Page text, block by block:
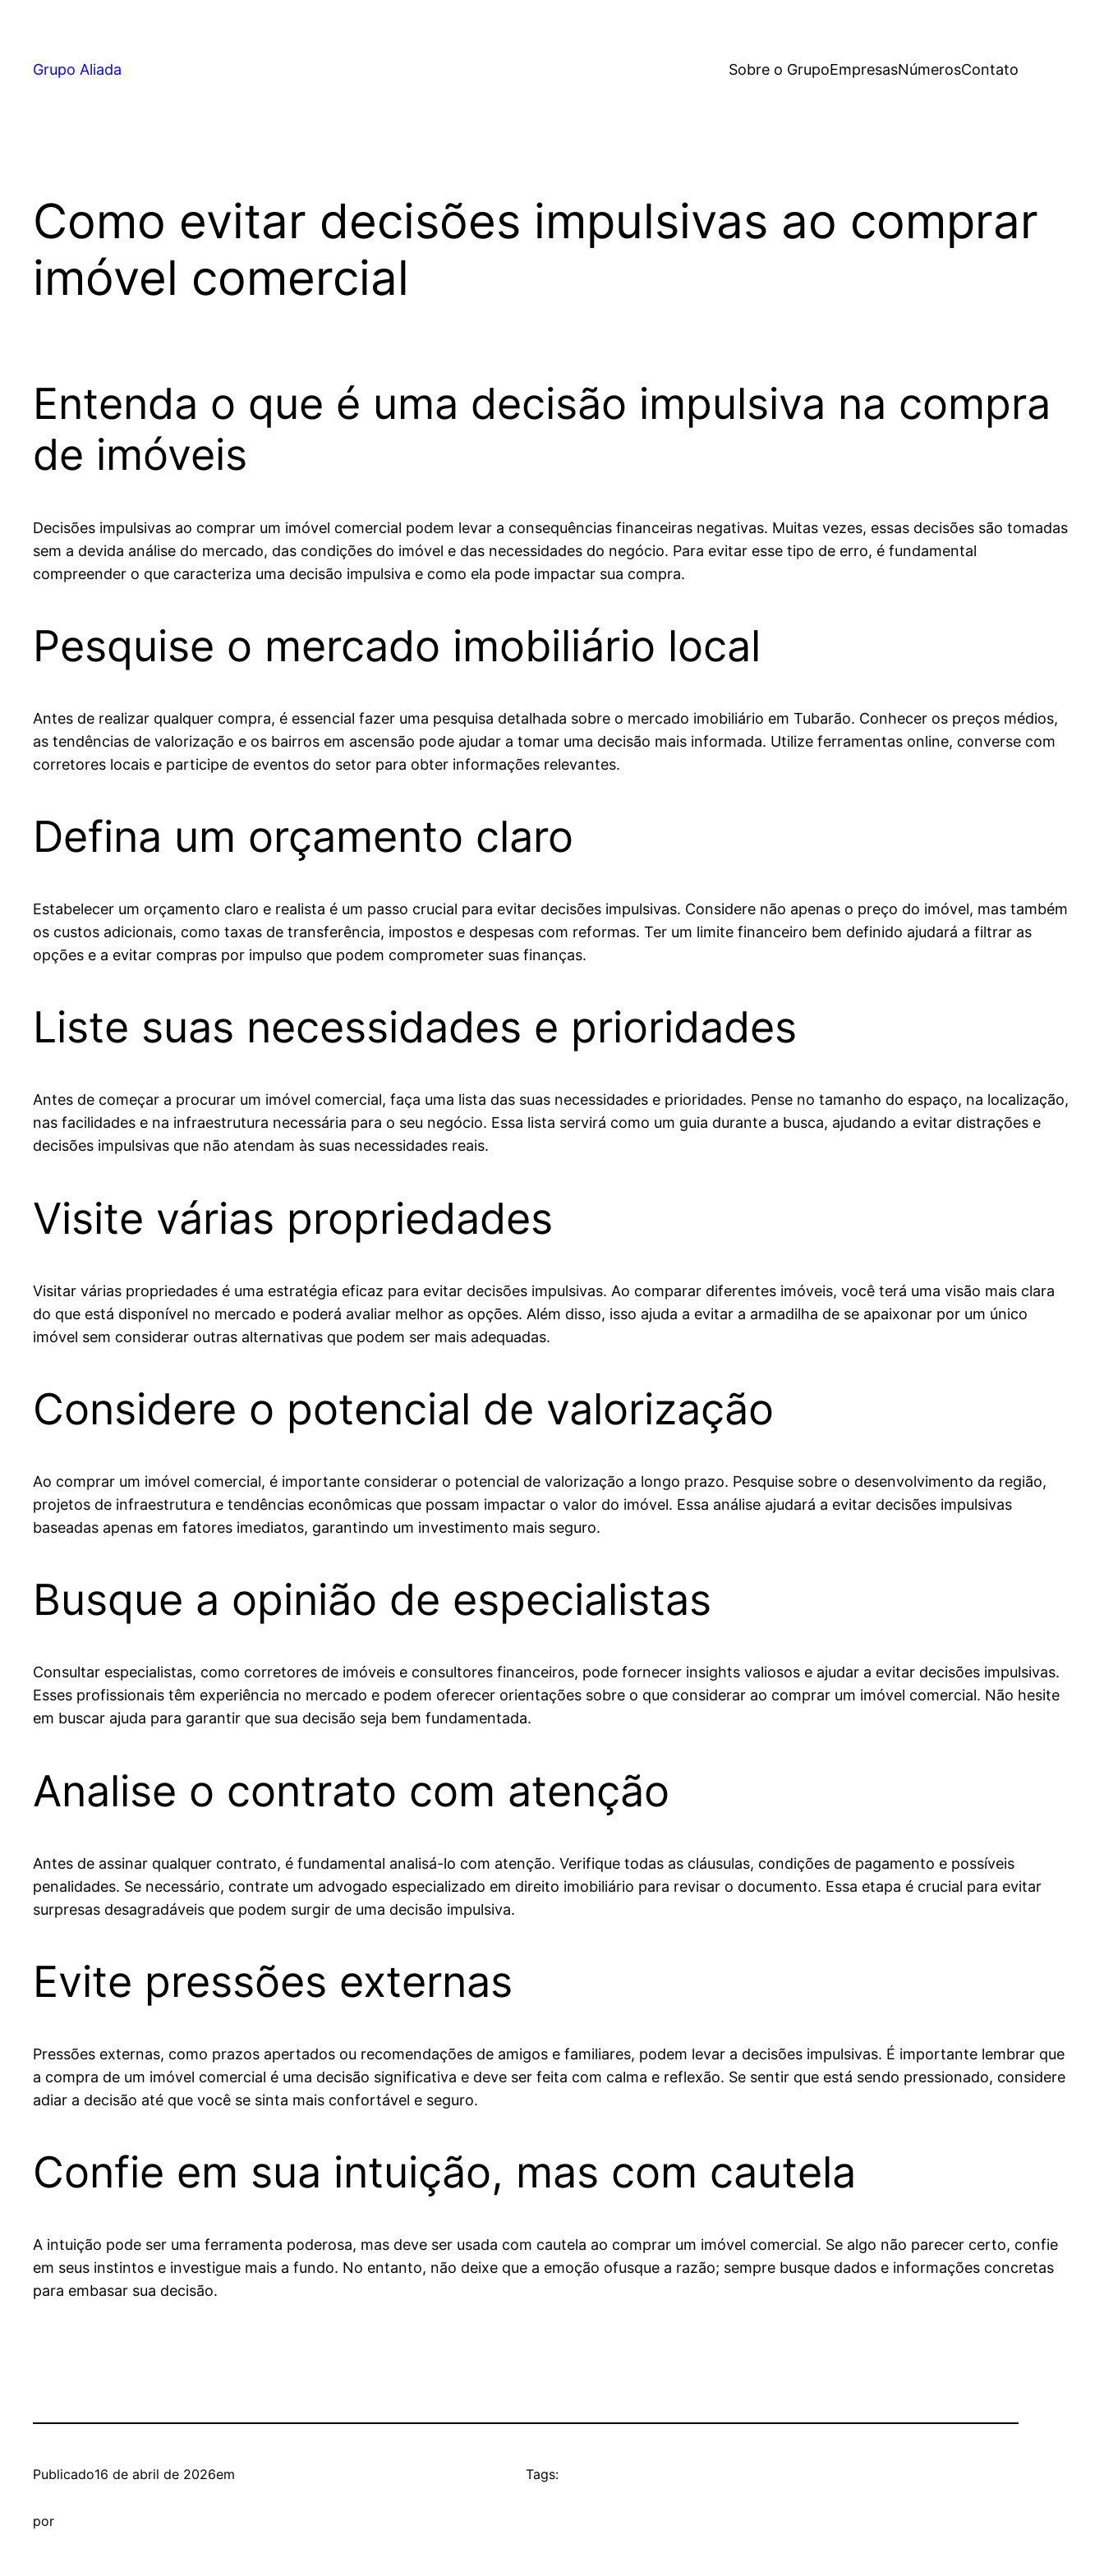
Grupo Aliada Sobre o GrupoEmpresasNúmerosContato
Como evitar decisões impulsivas ao comprar
imóvel comercial
Entenda o que é uma decisão impulsiva na compra
de imóveis
Decisões impulsivas ao comprar um imóvel comercial podem levar a consequências financeiras negativas. Muitas vezes, essas decisões são tomadas
sem a devida análise do mercado, das condições do imóvel e das necessidades do negócio. Para evitar esse tipo de erro, é fundamental
compreender o que caracteriza uma decisão impulsiva e como ela pode impactar sua compra.
Pesquise o mercado imobiliário local
Antes de realizar qualquer compra, é essencial fazer uma pesquisa detalhada sobre o mercado imobiliário em Tubarão. Conhecer os preços médios,
as tendências de valorização e os bairros em ascensão pode ajudar a tomar uma decisão mais informada. Utilize ferramentas online, converse com
corretores locais e participe de eventos do setor para obter informações relevantes.
Defina um orçamento claro
Estabelecer um orçamento claro e realista é um passo crucial para evitar decisões impulsivas. Considere não apenas o preço do imóvel, mas também
os custos adicionais, como taxas de transferência, impostos e despesas com reformas. Ter um limite financeiro bem definido ajudará a filtrar as
opções e a evitar compras por impulso que podem comprometer suas finanças.
Liste suas necessidades e prioridades
Antes de começar a procurar um imóvel comercial, faça uma lista das suas necessidades e prioridades. Pense no tamanho do espaço, na localização,
nas facilidades e na infraestrutura necessária para o seu negócio. Essa lista servirá como um guia durante a busca, ajudando a evitar distrações e
decisões impulsivas que não atendam às suas necessidades reais.
Visite várias propriedades
Visitar várias propriedades é uma estratégia eficaz para evitar decisões impulsivas. Ao comparar diferentes imóveis, você terá uma visão mais clara
do que está disponível no mercado e poderá avaliar melhor as opções. Além disso, isso ajuda a evitar a armadilha de se apaixonar por um único
imóvel sem considerar outras alternativas que podem ser mais adequadas.
Considere o potencial de valorização
Ao comprar um imóvel comercial, é importante considerar o potencial de valorização a longo prazo. Pesquise sobre o desenvolvimento da região,
projetos de infraestrutura e tendências econômicas que possam impactar o valor do imóvel. Essa análise ajudará a evitar decisões impulsivas
baseadas apenas em fatores imediatos, garantindo um investimento mais seguro.
Busque a opinião de especialistas
Consultar especialistas, como corretores de imóveis e consultores financeiros, pode fornecer insights valiosos e ajudar a evitar decisões impulsivas.
Esses profissionais têm experiência no mercado e podem oferecer orientações sobre o que considerar ao comprar um imóvel comercial. Não hesite
em buscar ajuda para garantir que sua decisão seja bem fundamentada.
Analise o contrato com atenção
Antes de assinar qualquer contrato, é fundamental analisá-lo com atenção. Verifique todas as cláusulas, condições de pagamento e possíveis
penalidades. Se necessário, contrate um advogado especializado em direito imobiliário para revisar o documento. Essa etapa é crucial para evitar
surpresas desagradáveis que podem surgir de uma decisão impulsiva.
Evite pressões externas
Pressões externas, como prazos apertados ou recomendações de amigos e familiares, podem levar a decisões impulsivas. É importante lembrar que
a compra de um imóvel comercial é uma decisão significativa e deve ser feita com calma e reflexão. Se sentir que está sendo pressionado, considere
adiar a decisão até que você se sinta mais confortável e seguro.
Confie em sua intuição, mas com cautela
A intuição pode ser uma ferramenta poderosa, mas deve ser usada com cautela ao comprar um imóvel comercial. Se algo não parecer certo, confie
em seus instintos e investigue mais a fundo. No entanto, não deixe que a emoção ofusque a razão; sempre busque dados e informações concretas
para embasar sua decisão.
Publicado16 de abril de 2026em
por
Tags: